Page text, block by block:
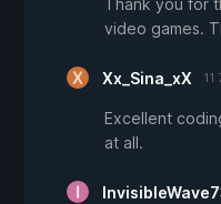
Thank you for
video games.
Xx_Sina_xX 11
Excellent
at all.